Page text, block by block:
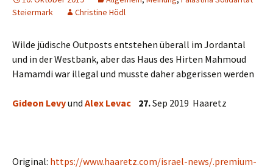
Steiermark
Christine Hödl
Wilde jüdische Outposts entstehen überall im Jordantal
und in der Westbank, aber das Haus des Hirten Mahmoud
Hamamdi war illegal und musste daher abgerissen werden
Gideon Levyund Alex Levac 27.Sep 2019 Haaretz
Original: https://www.haaretz.com/israel-news/.premium-